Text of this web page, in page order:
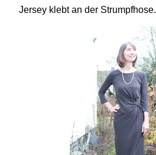
Jersey klebt an der Strumpfhose.